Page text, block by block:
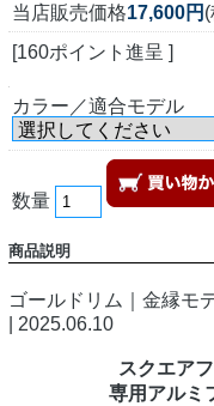
当店販売価格17,600円
[160ポイント進呈 ]
カラー／適合モデル
数量
商品説明
ゴールドリム｜金縁モ
| 2025.06.10
スクエア
専用アルミ